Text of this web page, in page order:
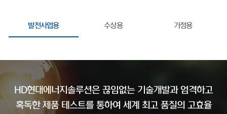
발전사업용 수상용 가정용
HD현대에너지솔루션은 끊임없는 기술개발과 엄격하고
혹독한 제품 테스트를 통하여 세계 최고 품질의 고효율